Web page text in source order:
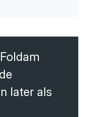
later als